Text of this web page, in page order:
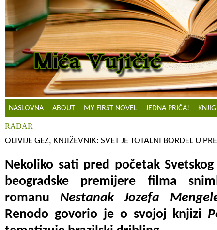
NASLOVNA ABOUT MY FIRST NOVEL JEDNA PRIČA!
RADAR
OLIVIJE GEZ, KNJIŽEVNIK: SVET JE TOTALNI BORDEL U
Nekoliko sati pred početak
beogradske premijere filma
romanu Nestanak Jozefa
Renodo govorio je o svojoj knjizi